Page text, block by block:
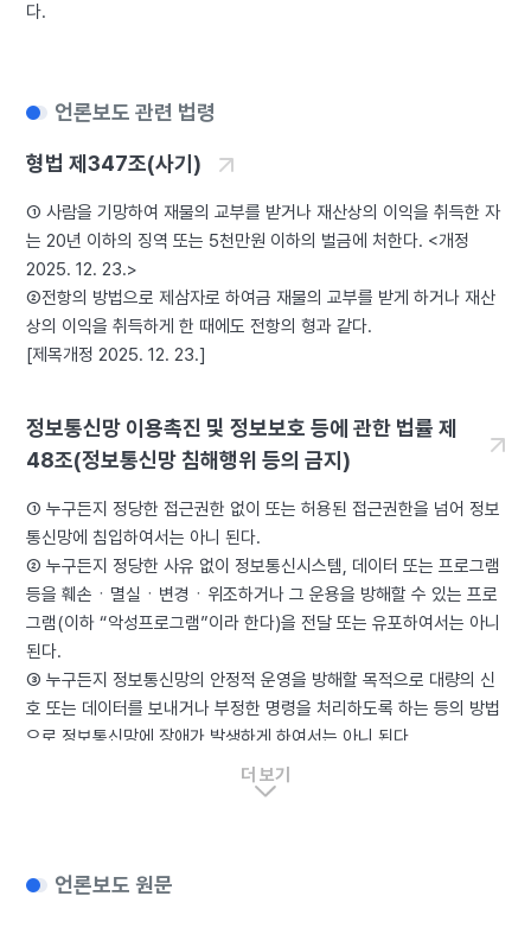
다.
언론보도 관련 법령
형법 제347조(사기)
① 사람을 기망하여 재물의 교부를 받거나 재산상의 이익을 취득한 자
는 20년 이하의 징역 또는 5천만원 이하의 벌금에 처한다. <개정
2025. 12. 23.>
②전항의 방법으로 제삼자로 하여금 재물의 교부를 받게 하거나 재산
상의 이익을 취득하게 한 때에도 전항의 형과 같다.
[제목개정 2025. 12. 23.]
정보통신망 이용촉진 및 정보보호 등에 관한 법률 제
48조(정보통신망 침해행위 등의 금지)
① 누구든지 정당한 접근권한 없이 또는 허용된 접근권한을 넘어 정보
통신망에 침입하여서는 아니 된다.
② 누구든지 정당한 사유 없이 정보통신시스템, 데이터 또는 프로그램
등을 훼손ㆍ멸실ㆍ변경ㆍ위조하거나 그 운용을 방해할 수 있는 프로
그램(이하 “악성프로그램”이라 한다)을 전달 또는 유포하여서는 아니
된다.
③ 누구든지 정보통신망의 안정적 운영을 방해할 목적으로 대량의 신
호 또는 데이터를 보내거나 부정한 명령을 처리하도록 하는 등의 방법
으로 정보통신망에 장애가 발생하게 하여서는 아니 된다.
④ 누구든지 정당한 사유 없이 정보통신망의 정상적인 보호ㆍ인증 절
차를 우회하여 정보통신망에 접근할 수 있도록 하는 프로그램이나 기
[전문개정 2008. 6. 13.]
더 보기
언론보도 원문